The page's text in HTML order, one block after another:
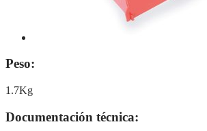
Peso:
1.7Kg
Documentación técnica: